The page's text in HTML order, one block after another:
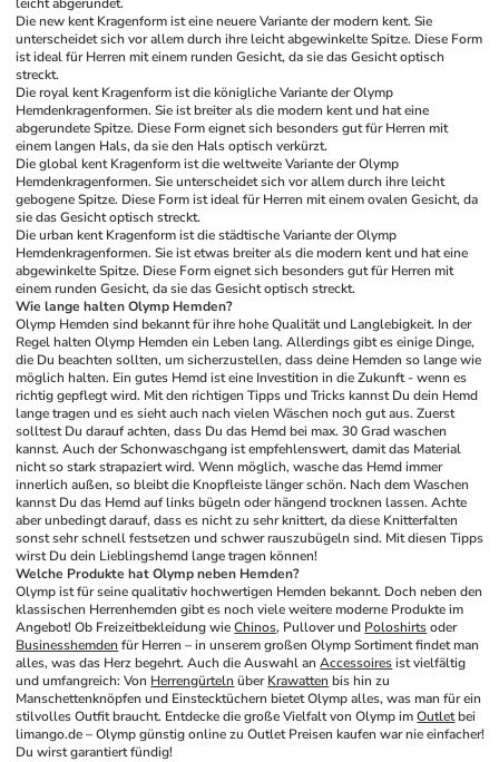
Die new kent Kragenform ist eine neuere Variante der modern kent. Sie
unterscheidet sich vor allem durch ihre leicht abgewinkelte Spitze. Diese Form
ist ideal für Herren mit einem runden Gesicht, da sie das Gesicht optisch
streckt.
Die royal kent Kragenform ist die königliche Variante der Olymp
Hemdenkragenformen. Sie ist breiter als die modern kent und hat eine
abgerundete Spitze. Diese Form eignet sich besonders gut für Herren mit
einem langen Hals, da sie den Hals optisch verkürzt.
Die global kent Kragenform ist die weltweite Variante der Olymp
Hemdenkragenformen. Sie unterscheidet sich vor allem durch ihre leicht
gebogene Spitze. Diese Form ist ideal für Herren mit einem ovalen Gesicht, da
sie das Gesicht optisch streckt.
Die urban kent Kragenform ist die städtische Variante der Olymp
Hemdenkragenformen. Sie ist etwas breiter als die modern kent und hat eine
abgewinkelte Spitze. Diese Form eignet sich besonders gut für Herren mit
einem runden Gesicht, da sie das Gesicht optisch streckt.
Wie lange halten Olymp Hemden?
Olymp Hemden sind bekannt für ihre hohe Qualität und Langlebigkeit. In der
Regel halten Olymp Hemden ein Leben lang. Allerdings gibt es einige Dinge,
die Du beachten sollten, um sicherzustellen, dass deine Hemden so lange wie
möglich halten. Ein gutes Hemd ist eine Investition in die Zukunft - wenn es
richtig gepflegt wird. Mit den richtigen Tipps und Tricks kannst Du dein Hemd
lange tragen und es sieht auch nach vielen Wäschen noch gut aus. Zuerst
solltest Du darauf achten, dass Du das Hemd bei max. 30 Grad waschen
kannst. Auch der Schonwaschgang ist empfehlenswert, damit das Material
nicht so stark strapaziert wird. Wenn möglich, wasche das Hemd immer
innerlich außen, so bleibt die Knopfleiste länger schön. Nach dem Waschen
kannst Du das Hemd auf links bügeln oder hängend trocknen lassen. Achte
aber unbedingt darauf, dass es nicht zu sehr knittert, da diese Knitterfalten
sonst sehr schnell festsetzen und schwer rauszubügeln sind. Mit diesen Tipps
wirst Du dein Lieblingshemd lange tragen können!
Welche Produkte hat Olymp neben Hemden?
Olymp ist für seine qualitativ hochwertigen Hemden bekannt. Doch neben den
klassischen Herrenhemden gibt es noch viele weitere moderne Produkte im
Angebot! Ob Freizeitbekleidung wie Chinos, Pullover und Poloshirts
oder
Businesshemden für Herren – in unserem großen Olymp Sortiment findet man
alles, was das Herz begehrt. Auch die Auswahl an Accessoires ist vielfältig
und umfangreich: Von Herrengürteln über Krawatten bis hin zu
Manschettenknöpfen und Einstecktüchern bietet Olymp alles, was man für ein
stilvolles Outfit braucht. Entdecke die große Vielfalt von Olymp im Outlet bei
limango.de – Olymp günstig online zu Outlet Preisen kaufen war nie einfacher!
Du wirst garantiert fündig!